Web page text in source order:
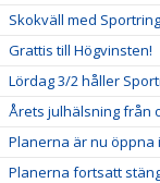
Skokväll med
Grattis till Högvinsten!
Lördag 3/2 håller
Årets julhälsning från
Planerna är nu öppna
Planerna fortsatt